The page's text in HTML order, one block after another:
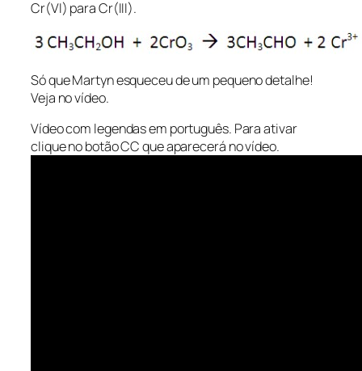
Cr(VI) para Cr(III).
Só que Martyn esqueceu de um pequeno detalhe!
Veja no vídeo.
Vídeo com legendas em português. Para ativar
clique no botão CC que aparecerá no vídeo.